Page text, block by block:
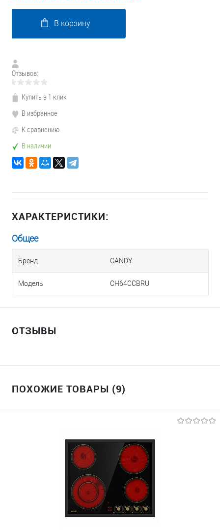
В корзину
Отзывов:
Купить в 1 клик
В избранное
К сравнению
В наличии
ХАРАКТЕРИСТИКИ:
Общее
Бренд CANDY
Модель CH64CCBRU
ОТЗЫВЫ
ПОХОЖИЕ ТОВАРЫ (9)